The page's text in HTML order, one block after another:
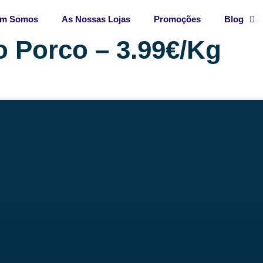
Somos As Nossas Lojas Promoções Blog
Porco – 3.99€/Kg